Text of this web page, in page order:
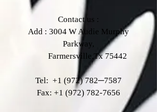
Contact us :
Add : 3004 W Audie Murphy
Parkway,
Farmersville,Tx 75442
Tel: +1 (972) 782─7587
Fax: +1 (972) 782-7656